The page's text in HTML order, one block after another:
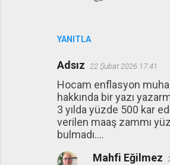
YANITLA
Adsız 22 Şubat 2026 17:41
Hocam enflasyon
hakkında bir yazı
3 yılda yüzde 500 kar
verilen maaş zammı
bulmadı....
Mahfi Eğilmez